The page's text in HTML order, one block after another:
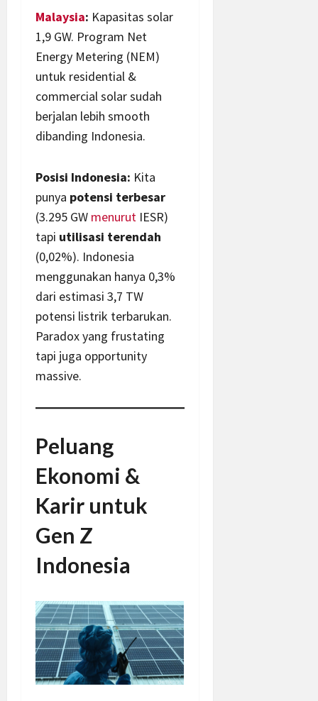
Malaysia: Kapasitas solar
1,9 GW. Program Net
Energy Metering (NEM)
untuk residential &
commercial solar sudah
berjalan lebih smooth
dibanding Indonesia.
Posisi Indonesia: Kita
punya potensi terbesar
(3.295 GW menurut IESR)
tapi utilisasi terendah
(0,02%). Indonesia
menggunakan hanya 0,3%
dari estimasi 3,7 TW
potensi listrik terbarukan.
Paradox yang frustating
tapi juga opportunity
massive.
Peluang
Ekonomi &
Karir untuk
Gen Z
Indonesia